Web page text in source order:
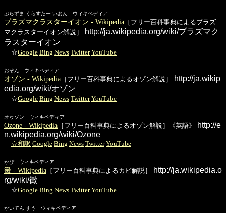
ぷらずま くらすたー いおん ウィキペディア
プラズマクラスターイオン - Wikipedia ［フリー百科事典によるプラズ
マクラスターイオン解説］
http://ja.wikipedia.org/wiki/プラズマク
ラスターイオン
☆Google Bing News Twitter YouTube
おぞん ウィキペディア
オゾン - Wikipedia ［フリー百科事典によるオゾン解説］
http://ja.wikip
edia.org/wiki/オゾン
☆Google Bing News Twitter YouTube
オゥゾン ウィキペディア
Ozone - Wikipedia ［フリー百科事典によるオゾン解説］《英語》
http://e
n.wikipedia.org/wiki/Ozone
☆和訳 Google Bing News Twitter YouTube
かび ウィキペディア
黴 - Wikipedia ［フリー百科事典によるカビ解説］
http://ja.wikipedia.o
rg/wiki/黴
☆Google Bing News Twitter YouTube
かいてん すう ウィキペディア